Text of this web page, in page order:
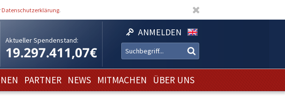
Datenschutzerklärung.
Aktueller Spendenstand:
19.297.411,07€
ANMELDEN
PARTNER NEWS MITMACHEN ÜBER UNS